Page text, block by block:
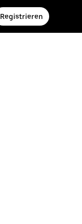
Registrieren